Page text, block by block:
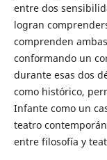
entre dos
logran
comprenden
conformando un
durante esas dos
como histórico,
Infante como un
teatro
entre filosofía y